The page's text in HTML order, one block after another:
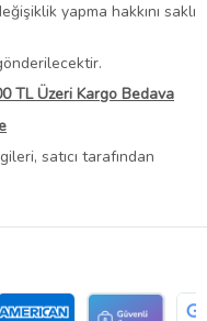
yapma hakkını saklı
TL Üzeri Kargo Bedava
satıcı tarafından